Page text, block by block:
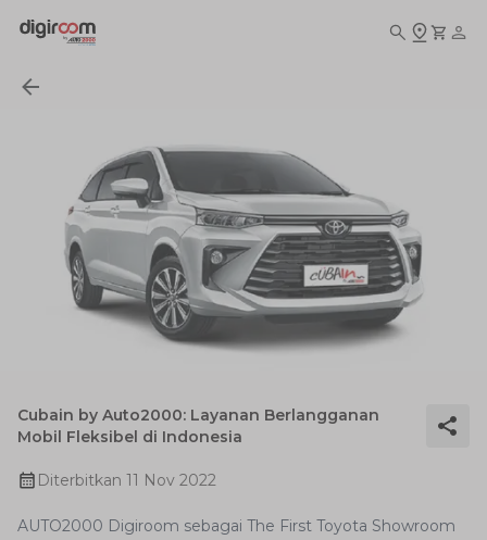
Cubain by Auto2000: Layanan Berlangganan
Mobil Fleksibel di Indonesia
Diterbitkan 11 Nov 2022
AUTO2000 Digiroom sebagai The First Toyota Showroom